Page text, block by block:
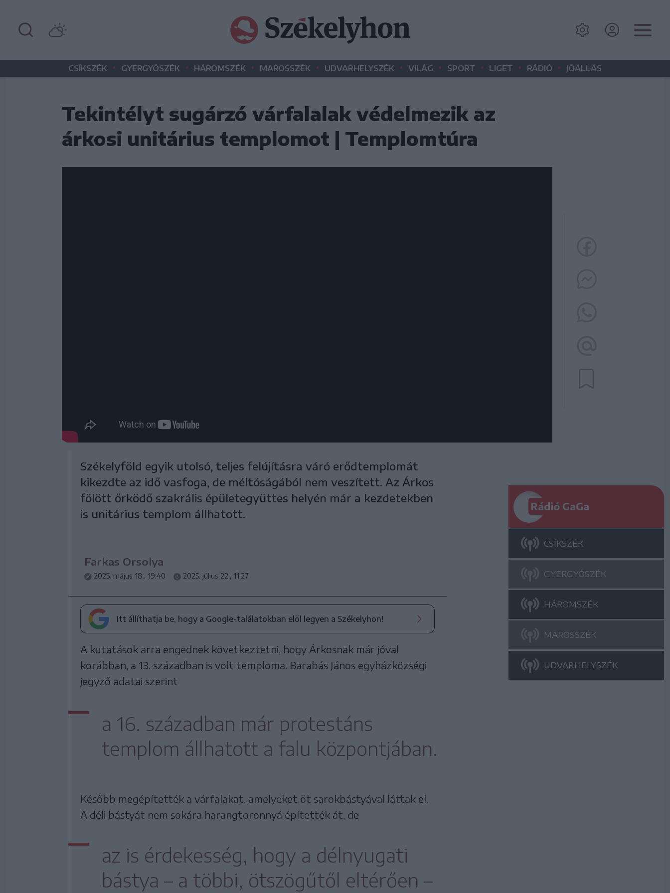
CSÍKSZÉK • GYERGYÓSZÉK • HÁROMSZÉK • MAROSSZÉK • UDVARHELYSZÉK • VILÁG • SPORT • LIGET • RÁDIÓ • JÓÁLLÁS
Tekintélyt sugárzó várfalalak védelmezik az
árkosi unitárius templomot | Templomtúra
Székelyföld egyik utolsó, teljes felújításra váró erődtemplomát
kikezdte az idő vasfoga, de méltóságából nem veszített. Az Árkos
fölött őrködő szakrális épületegyüttes helyén már a kezdetekben
is unitárius templom állhatott.
Farkas Orsolya
2025. május 18., 19:40 2025. július 22., 11:27
Itt állíthatja be, hogy a Google-találatokban elöl legyen a Székelyhon!
A kutatások arra engednek következtetni, hogy Árkosnak már jóval
korábban, a 13. században is volt temploma. Barabás János egyházközségi
jegyző adatai szerint
a 16. században már protestáns
templom állhatott a falu központjában.
Később megépítették a várfalakat, amelyeket öt sarokbástyával láttak el.
A déli bástyát nem sokára harangtoronnyá építették át, de
az is érdekesség, hogy a délnyugati
bástya – a többi, ötszögűtől eltérően –
Rádió GaGa
CSÍKSZÉK
GYERGYÓSZÉK
HÁROMSZÉK
MAROSSZÉK
UDVARHELYSZÉK